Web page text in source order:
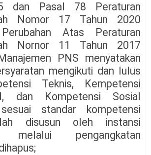
dan Pasal 78 Peraturan
Nomor 17 Tahun 2020
Atas Peraturan
Nornor 11 Tahun 2017
PNS menyatakan
mengikuti dan lulus
Teknis, Kempetensi
dan Kompetensi Sosial
standar kompetensi
disusun oleh instansi
melalui pengangkatan